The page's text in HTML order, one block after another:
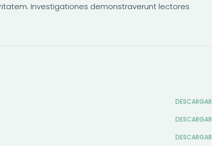
Investigationes demonstraverunt lectores
DESCARGAR
DESCARGAR
DESCARGAR